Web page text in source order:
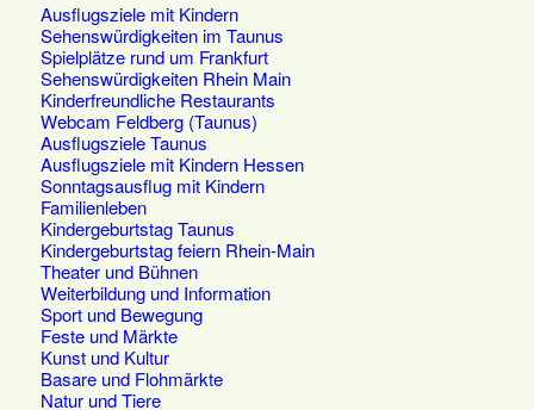
Ausflugsziele mit Kindern
Sehenswürdigkeiten im Taunus
Spielplätze rund um Frankfurt
Sehenswürdigkeiten Rhein Main
Kinderfreundliche Restaurants
Webcam Feldberg (Taunus)
Ausflugsziele Taunus
Ausflugsziele mit Kindern Hessen
Sonntagsausflug mit Kindern
Familienleben
Kindergeburtstag Taunus
Kindergeburtstag feiern Rhein-Main
Theater und Bühnen
Weiterbildung und Information
Sport und Bewegung
Feste und Märkte
Kunst und Kultur
Basare und Flohmärkte
Natur und Tiere